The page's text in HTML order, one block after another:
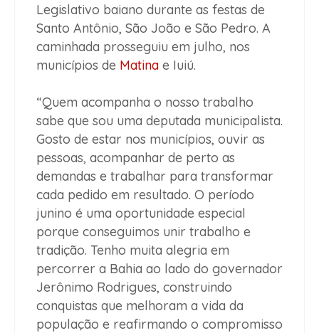
Legislativo baiano durante as festas de
Santo Antônio, São João e São Pedro. A
caminhada prosseguiu em julho, nos
municípios de Matina e Iuiú.
“Quem acompanha o nosso trabalho
sabe que sou uma deputada municipalista.
Gosto de estar nos municípios, ouvir as
pessoas, acompanhar de perto as
demandas e trabalhar para transformar
cada pedido em resultado. O período
junino é uma oportunidade especial
porque conseguimos unir trabalho e
tradição. Tenho muita alegria em
percorrer a Bahia ao lado do governador
Jerônimo Rodrigues, construindo
conquistas que melhoram a vida da
população e reafirmando o compromisso